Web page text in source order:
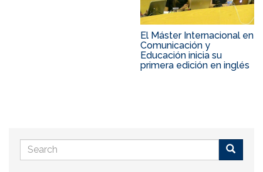
El Máster Internacional en
Comunicación y
Educación inicia su
primera edición en inglés
Search
form